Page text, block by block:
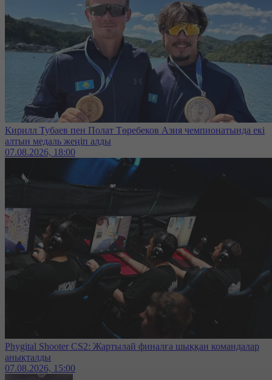
Кирилл Тубаев пен Полат Төребеков Азия чемпионатында екі
алтын медаль жеңіп алды
07.08.2026, 18:00
Phygital Shooter CS2: Жартылай финалға шыққан командалар
анықталды
07.08.2026, 15:00